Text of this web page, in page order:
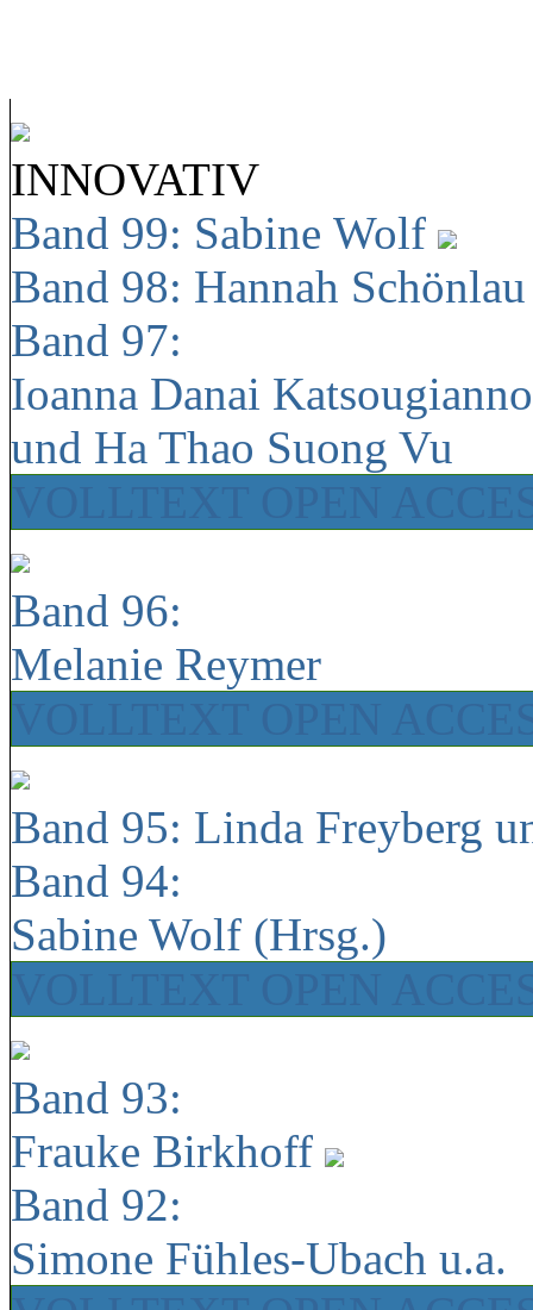
INNOVATIV
Band 99: Sabine Wolf
Band 98: Hannah
Band 97:
Ioanna Danai
und Ha Thao Suong Vu
Band 96:
Melanie Reymer
Band 95: Linda Freyberg
Band 94:
Sabine Wolf (Hrsg.)
Band 93:
Frauke Birkhoff
Band 92:
Simone Fühles-Ubach u.a.